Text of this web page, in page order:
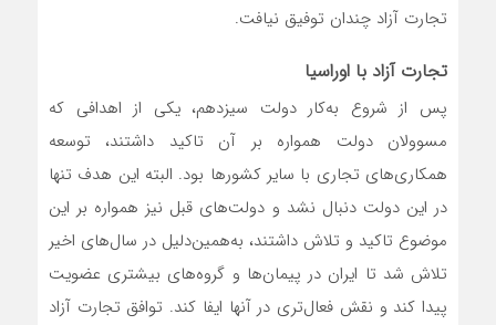
تجارت آزاد چندان توفیق نیافت.
تجارت آزاد با اوراسیا
پس از شروع به‌کار دولت سیزدهم، یکی از اهدافی که
مسوولان دولت همواره بر آن تاکید داشتند، توسعه
همکاری‌های تجاری با سایر کشورها بود. البته این هدف تنها
در این دولت دنبال نشد و دولت‌های قبل نیز همواره بر این
موضوع تاکید و تلاش داشتند، به‌همین‌دلیل در سال‌های اخیر
تلاش شد تا ایران در پیمان‌‌‌‌‌ها و گروه‌های بیشتری عضویت
پیدا کند و نقش فعال‌‌‌‌‌تری در آنها ایفا کند. توافق تجارت آزاد